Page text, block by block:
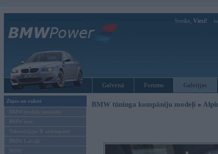
Sveiks, Viesi!
Galvenā Forums Galerijas
Ziņas un raksti
BMW modeļu jaunumi
BMW testi
Tehnoloģijas & sasniegumi
BMW Latvijā
MINI
BMW tūninga kompāniju modeļi »